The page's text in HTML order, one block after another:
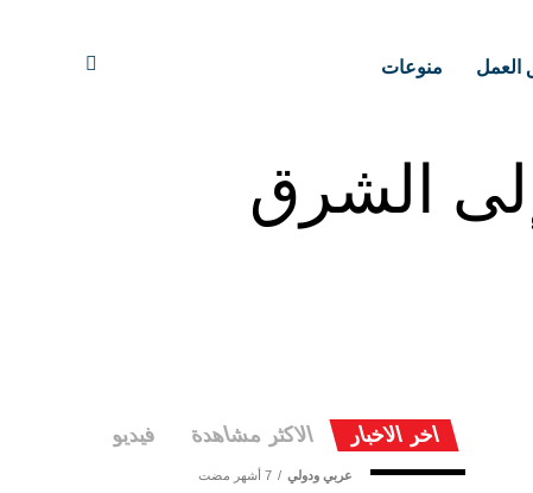
العمل منوعات
الشرق
اخر الاخبار الاكثر مشاهدة فيديو
عربي ودولي 7 أشهر مضت